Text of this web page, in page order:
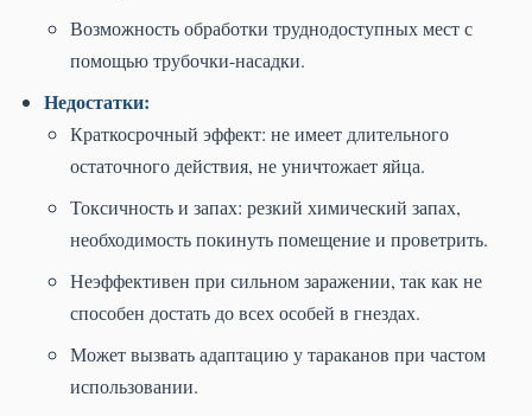
Возможность обработки труднодоступных мест с
помощью трубочки-насадки.
Недостатки:
Краткосрочный эффект: не имеет длительного
остаточного действия, не уничтожает яйца.
Токсичность и запах: резкий химический запах,
необходимость покинуть помещение и проветрить.
Неэффективен при сильном заражении, так как не
способен достать до всех особей в гнездах.
Может вызвать адаптацию у тараканов при частом
использовании.